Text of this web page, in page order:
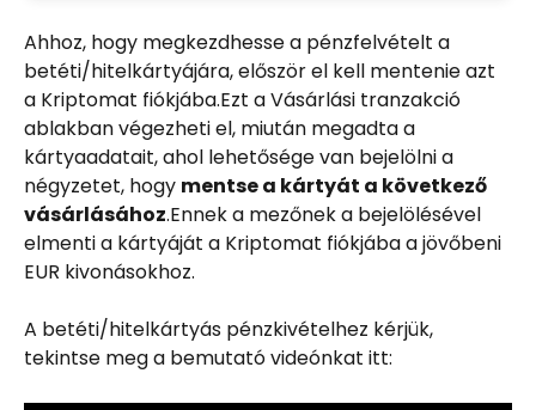
Ahhoz, hogy megkezdhesse a pénzfelvételt a
betéti/hitelkártyájára, először el kell mentenie azt
a Kriptomat fiókjába.Ezt a Vásárlási tranzakció
ablakban végezheti el, miután megadta a
kártyaadatait, ahol lehetősége van bejelölni a
négyzetet, hogy mentse a kártyát a következő
vásárlásához.Ennek a mezőnek a bejelölésével
elmenti a kártyáját a Kriptomat fiókjába a jövőbeni
EUR kivonásokhoz.
A betéti/hitelkártyás pénzkivételhez kérjük,
tekintse meg a bemutató videónkat itt: